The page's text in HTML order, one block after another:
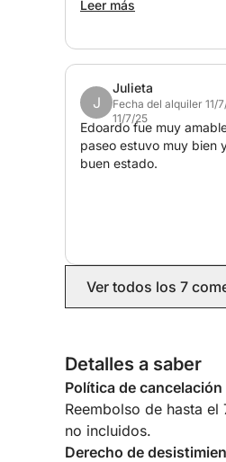
costa de Liguria y
complicaciones. ¡Muy
Leer más
J
Julieta
Fecha del alquiler 11/
11/7/25
Edoardo fue muy
paseo estuvo muy bien
buen estado.
Ver todos los 7
Detalles a saber
Política de cancelación
Reembolso de hasta
no incluidos.
Derecho de